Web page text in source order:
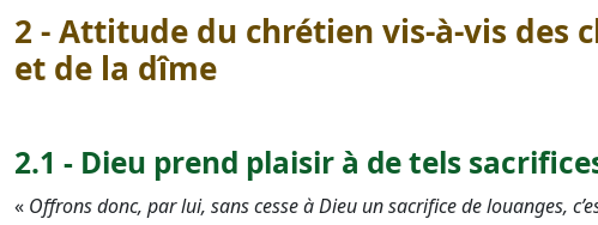
2 - Attitude du chrétien vis-à-vis des
et de la dîme
2.1 - Dieu prend plaisir à de tels
« Offrons donc, par lui, sans cesse à Dieu un sacrifice de louanges,